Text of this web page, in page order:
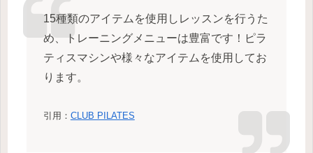
15種類のアイテムを使用しレッスンを行うた
め、トレーニングメニューは豊富です！ピラ
ティスマシンや様々なアイテムを使用してお
ります。
引用： CLUB PILATES